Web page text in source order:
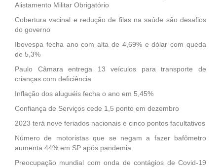
Alistamento Militar Obrigatório
Cobertura vacinal e redução de filas na saúde são desafios
do governo
Ibovespa fecha ano com alta de 4,69% e dólar com queda
de 5,3%
Paulo Câmara entrega 13 veículos para transporte de
crianças com deficiência
Inflação dos aluguéis fecha o ano em 5,45%
Confiança de Serviços cede 1,5 ponto em dezembro
2023 terá nove feriados nacionais e cinco pontos facultativos
Número de motoristas que se negam a fazer bafômetro
aumenta 44% em SP após pandemia
Preocupação mundial com onda de contágios de Covid-19